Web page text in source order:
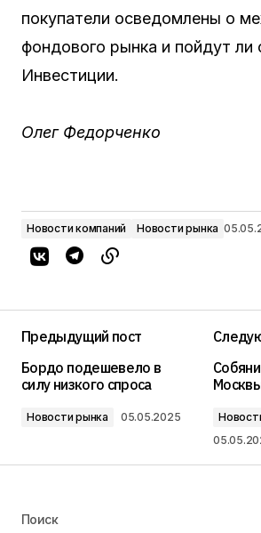
покупатели осведомлены о
фондового рынка и пойдут ли
Инвестиции.
Олег Федорченко
Новости компаний Новости рынка
Предыдущий пост
Бордо подешевело в
силу низкого спроса
Новости рынка 05.05.2025
Поиск